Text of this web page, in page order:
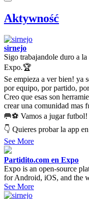
Aktywność
sirnejo
Sigo trabajandole duro a
Expo.🏆
Se empieza a ver bien! ya
por equipo, por partido,
Creo que esas son
crear una comunidad mas
🥅⚽ Vamos a jugar futbol!
👇 Quieres probar la app
See More
Partidito.com en Expo
Expo is an open-source
for Android, iOS, and the
See More